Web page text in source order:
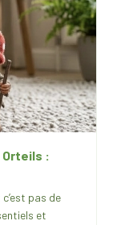
:
pas de
et